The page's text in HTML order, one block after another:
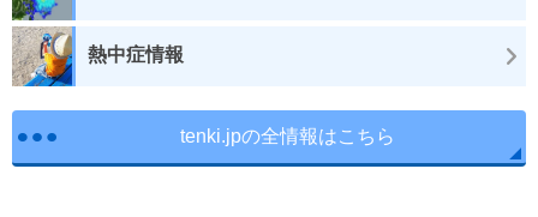
熱中症情報
tenki.jpの全情報はこちら